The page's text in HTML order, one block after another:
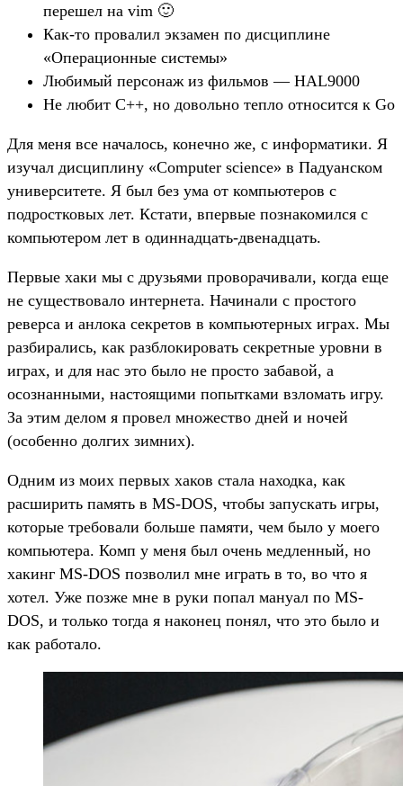
перешел на vim 🙂
Как-то провалил экзамен по дисциплине
«Операционные системы»
Любимый персонаж из фильмов — HAL9000
Не любит C++, но довольно тепло относится к Go
Для меня все началось, конечно же, с информатики. Я
изучал дисциплину «Computer science» в Падуанском
университете. Я был без ума от компьютеров с
подростковых лет. Кстати, впервые познакомился с
компьютером лет в одиннадцать-двенадцать.
Первые хаки мы с друзьями проворачивали, когда еще
не существовало интернета. Начинали с простого
реверса и анлока секретов в компьютерных играх. Мы
разбирались, как разблокировать секретные уровни в
играх, и для нас это было не просто забавой, а
осознанными, настоящими попытками взломать игру.
За этим делом я провел множество дней и ночей
(особенно долгих зимних).
Одним из моих первых хаков стала находка, как
расширить память в MS-DOS, чтобы запускать игры,
которые требовали больше памяти, чем было у моего
компьютера. Комп у меня был очень медленный, но
хакинг MS-DOS позволил мне играть в то, во что я
хотел. Уже позже мне в руки попал мануал по MS-
DOS, и только тогда я наконец понял, что это было и
как работало.